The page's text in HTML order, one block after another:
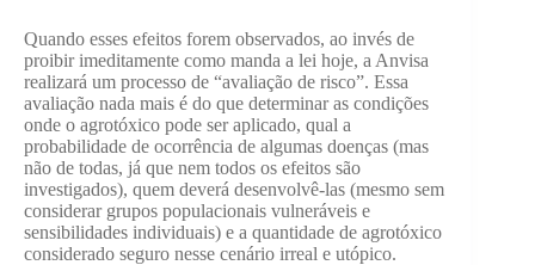
Quando esses efeitos forem observados, ao invés de
proibir imeditamente como manda a lei hoje, a Anvisa
realizará um processo de “avaliação de risco”. Essa
avaliação nada mais é do que determinar as condições
onde o agrotóxico pode ser aplicado, qual a
probabilidade de ocorrência de algumas doenças (mas
não de todas, já que nem todos os efeitos são
investigados), quem deverá desenvolvê-las (mesmo sem
considerar grupos populacionais vulneráveis e
sensibilidades individuais) e a quantidade de agrotóxico
considerado seguro nesse cenário irreal e utópico.